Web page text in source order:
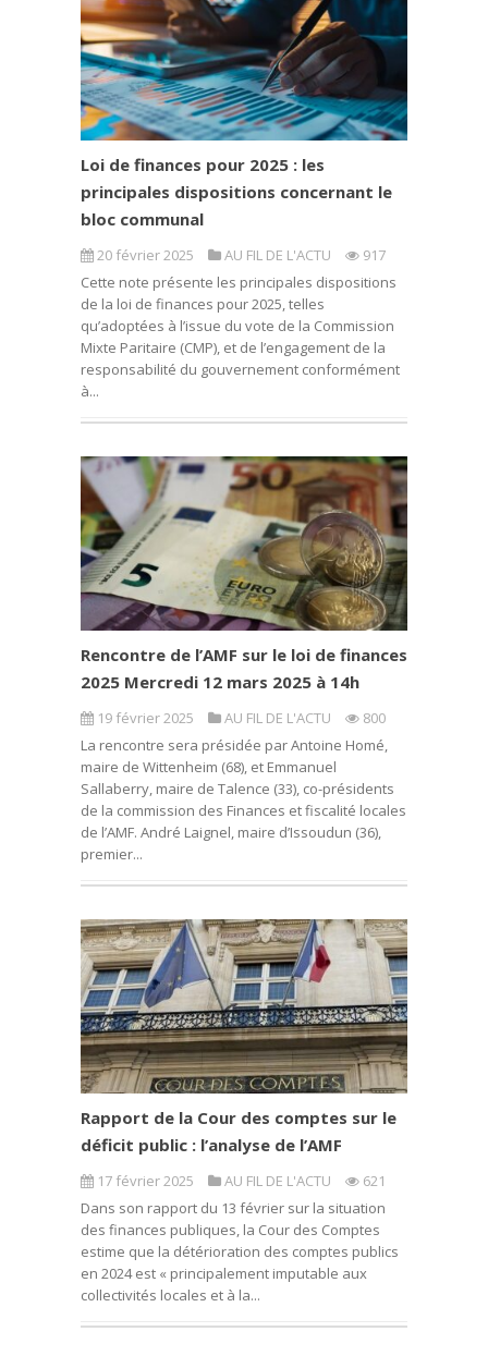
Loi de finances pour 2025 : les
principales dispositions concernant le
bloc communal
20 février 2025 AU FIL DE L'ACTU
917
Cette note présente les principales dispositions
de la loi de finances pour 2025, telles
qu’adoptées à l’issue du vote de la Commission
Mixte Paritaire (CMP), et de l’engagement de la
responsabilité du gouvernement conformément
à...
Rencontre de l’AMF sur le loi de finances
2025 Mercredi 12 mars 2025 à 14h
19 février 2025 AU FIL DE L'ACTU
800
La rencontre sera présidée par Antoine Homé,
maire de Wittenheim (68), et Emmanuel
Sallaberry, maire de Talence (33), co-présidents
de la commission des Finances et fiscalité locales
de l’AMF. André Laignel, maire d’Issoudun (36),
premier...
Rapport de la Cour des comptes sur le
déficit public : l’analyse de l’AMF
17 février 2025 AU FIL DE L'ACTU
621
Dans son rapport du 13 février sur la situation
des finances publiques, la Cour des Comptes
estime que la détérioration des comptes publics
en 2024 est « principalement imputable aux
collectivités locales et à la...